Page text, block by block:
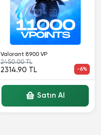
Valorant 8900 VP
2450.00 TL
2314.90 TL -6%
Satın Al